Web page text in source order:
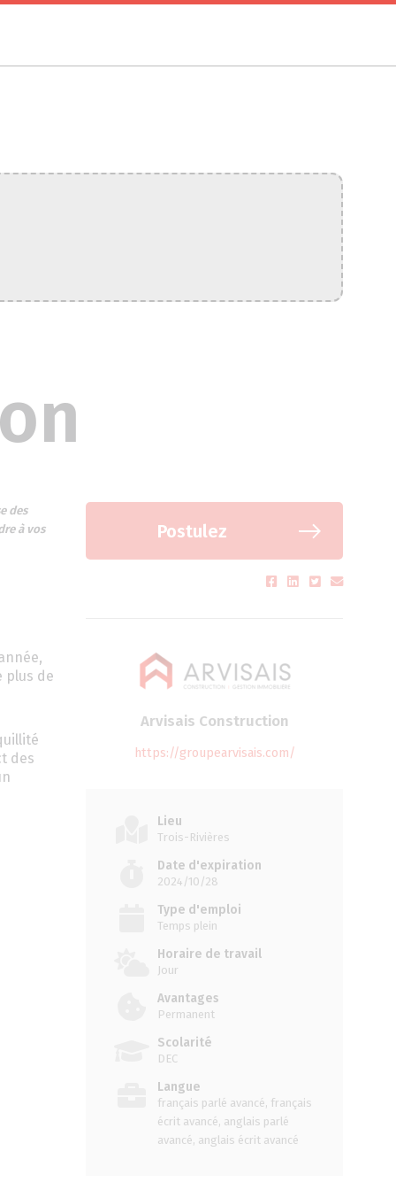
des
à vos
plus de
des
Postulez
Arvisais Construction
https://groupearvisais.com/
Lieu
Trois-Rivières
Date d'expiration
2024/10/28
Type d'emploi
Temps plein
Horaire de travail
Jour
Avantages
Permanent
Scolarité
DEC
Langue
français parlé avancé, français
écrit avancé, anglais parlé
avancé, anglais écrit avancé